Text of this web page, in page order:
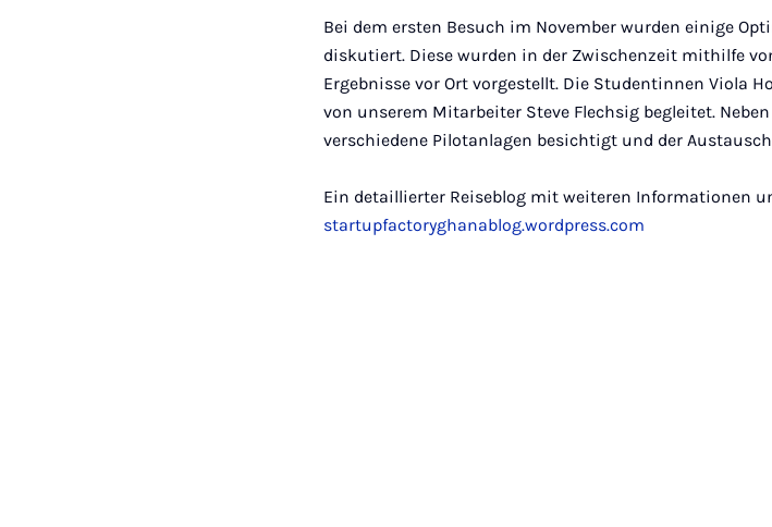
Bei dem ersten Besuch im November wurden einige
diskutiert. Diese wurden in der Zwischenzeit mithilfe
Ergebnisse vor Ort vorgestellt. Die Studentinnen Viola
von unserem Mitarbeiter Steve Flechsig begleitet.
verschiedene Pilotanlagen besichtigt und der
Ein detaillierter Reiseblog mit weiteren Informationen
startupfactoryghanablog.wordpress.com